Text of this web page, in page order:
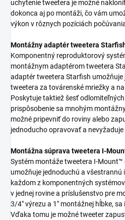
uchytenie tweetera je možné
dokonca aj po montáži, čo vám
výkon v rôznych pozíciách
Montážny adaptér tweetera
Komponentný reproduktorový
montážnym adaptérom tweetera
adaptér tweetera Starfish
tweetera za továrenské mriežky a
Poskytuje taktiež šesť
prispôsobenie sa mnohým
možné pripevniť do roviny alebo
jednoducho opravovať a
Montážna súprava tweetera I-
Systém montáže tweetera I-
umožňuje jednoduchú a
každom z komponentných
v jednej rovine a príslušenstvo pre
3/4" výrezu a 1" montážnej hĺbke,
Vďaka tomu je možné tweeter